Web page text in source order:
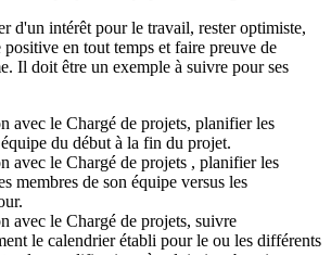
d'un intérêt pour le travail, rester optimiste,
en tout temps et faire preuve de
Il doit être un exemple à suivre pour ses
avec le Chargé de projets, planifier les
du début à la fin du projet.
avec le Chargé de projets , planifier les
membres de son équipe versus les
avec le Chargé de projets, suivre
le calendrier établi pour le ou les différents